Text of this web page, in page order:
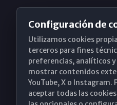
Obispado
Santa María,
Configuración de
Utilizamos cookies
terceros para fines
preferencias, analíticos y
mostrar contenidos
YouTube, X o Instagram.
aceptar todas las